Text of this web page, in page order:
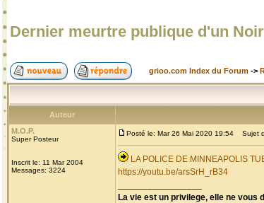
Dernier meurtre publique d'un
grioo.com Index du Forum ->
Auteur
M.O.P.
Super Posteur
Inscrit le: 11 Mar 2004
Messages: 3224
Posté le: Mar 26 Mai 2020 19:54 Sujet
LA POLICE DE MINNEAPOLIS
https://youtu.be/arsSrH_rB34
La vie est un privilege, elle ne vous